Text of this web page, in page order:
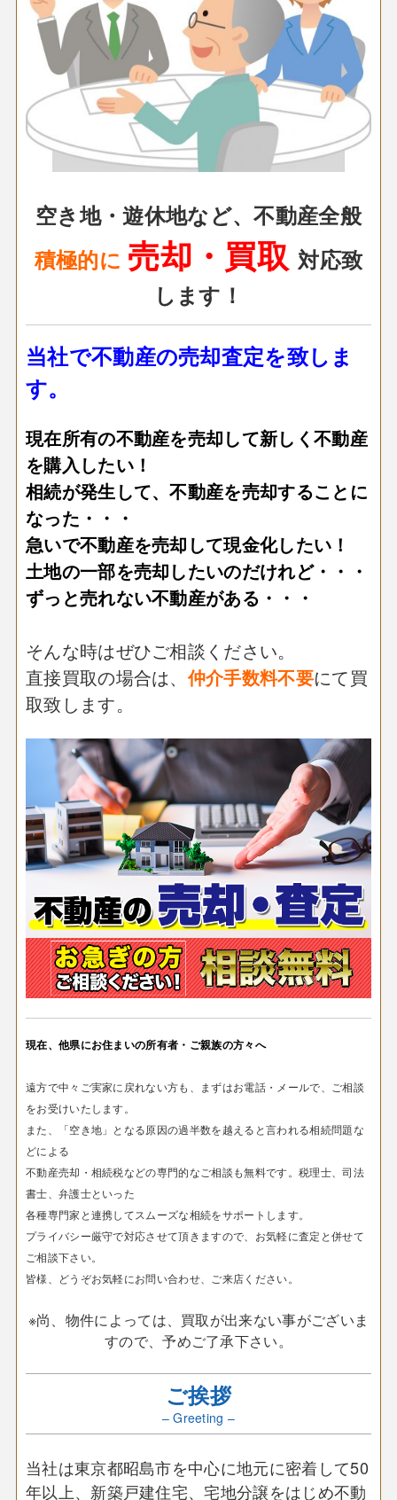
空き地・遊休地など、不動産全般
積極的に 売却・買取 対応致
します！
当社で不動産の売却査定を致しま
す。
現在所有の不動産を売却して新しく不動産
を購入したい！
相続が発生して、不動産を売却することに
なった・・・
急いで不動産を売却して現金化したい！
土地の一部を売却したいのだけれど・・・
ずっと売れない不動産がある・・・
そんな時はぜひご相談ください。
直接買取の場合は、仲介手数料不要にて買
取致します。
現在、他県にお住まいの所有者・ご親族の方々へ
遠方で中々ご実家に戻れない方も、まずはお電話・メールで、ご相談
をお受けいたします。
また、「空き地」となる原因の過半数を越えると言われる相続問題な
どによる
不動産売却・相続税などの専門的なご相談も無料です。税理士、司法
書士、弁護士といった
各種専門家と連携してスムーズな相続をサポートします。
プライバシー厳守で対応させて頂きますので、お気軽に査定と併せて
ご相談下さい。
皆様、どうぞお気軽にお問い合わせ、ご来店ください。
※尚、物件によっては、買取が出来ない事がございま
すので、予めご了承下さい。
ご挨拶
– Greeting –
当社は東京都昭島市を中心に地元に密着して50
年以上、新築戸建住宅、宅地分譲をはじめ不動